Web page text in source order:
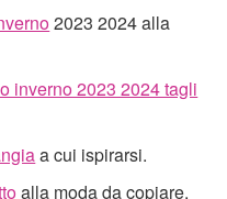
2023 2024 alla
inverno 2023 2024 tagli
a cui ispirarsi.
alla moda da copiare.